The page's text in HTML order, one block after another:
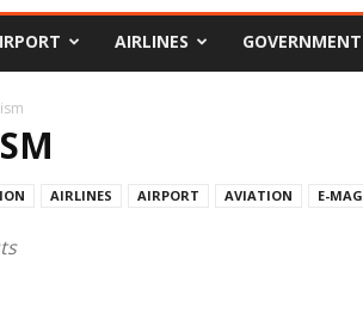
AIRLINES GOVERNMENT
AIRLINES AIRPORT AVIATION E-